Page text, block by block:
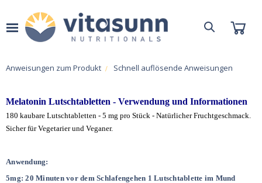
Anweisungen zum Produkt Schnell auflösende Anweisungen
Melatonin Lutschtabletten - Verwendung und Informationen
180 kaubare Lutschtabletten - 5 mg pro Stück - Natürlicher Fruchtgeschmack.
Sicher für Vegetarier und Veganer.
Anwendung:
5mg: 20 Minuten vor dem Schlafengehen 1 Lutschtablette im Mund